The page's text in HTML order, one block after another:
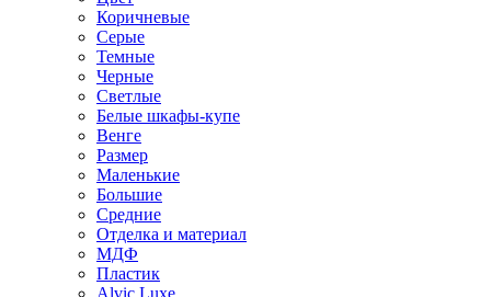
Коричневые
Серые
Темные
Черные
Светлые
Белые шкафы-купе
Венге
Размер
Маленькие
Большие
Средние
Отделка и материал
МДФ
Пластик
Alvic Luxe